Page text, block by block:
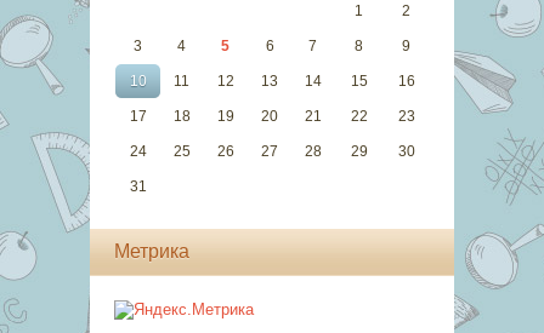
1 2
3 4 5 6 7 8 9
10 11 12 13 14 15 16
17 18 19 20 21 22 23
24 25 26 27 28 29 30
31
Метрика